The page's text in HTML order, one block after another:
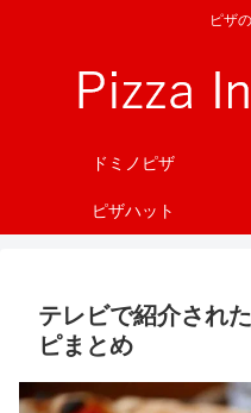
ピザ
ドミノピザ
ピザハット
テレビで紹介され
ピまとめ